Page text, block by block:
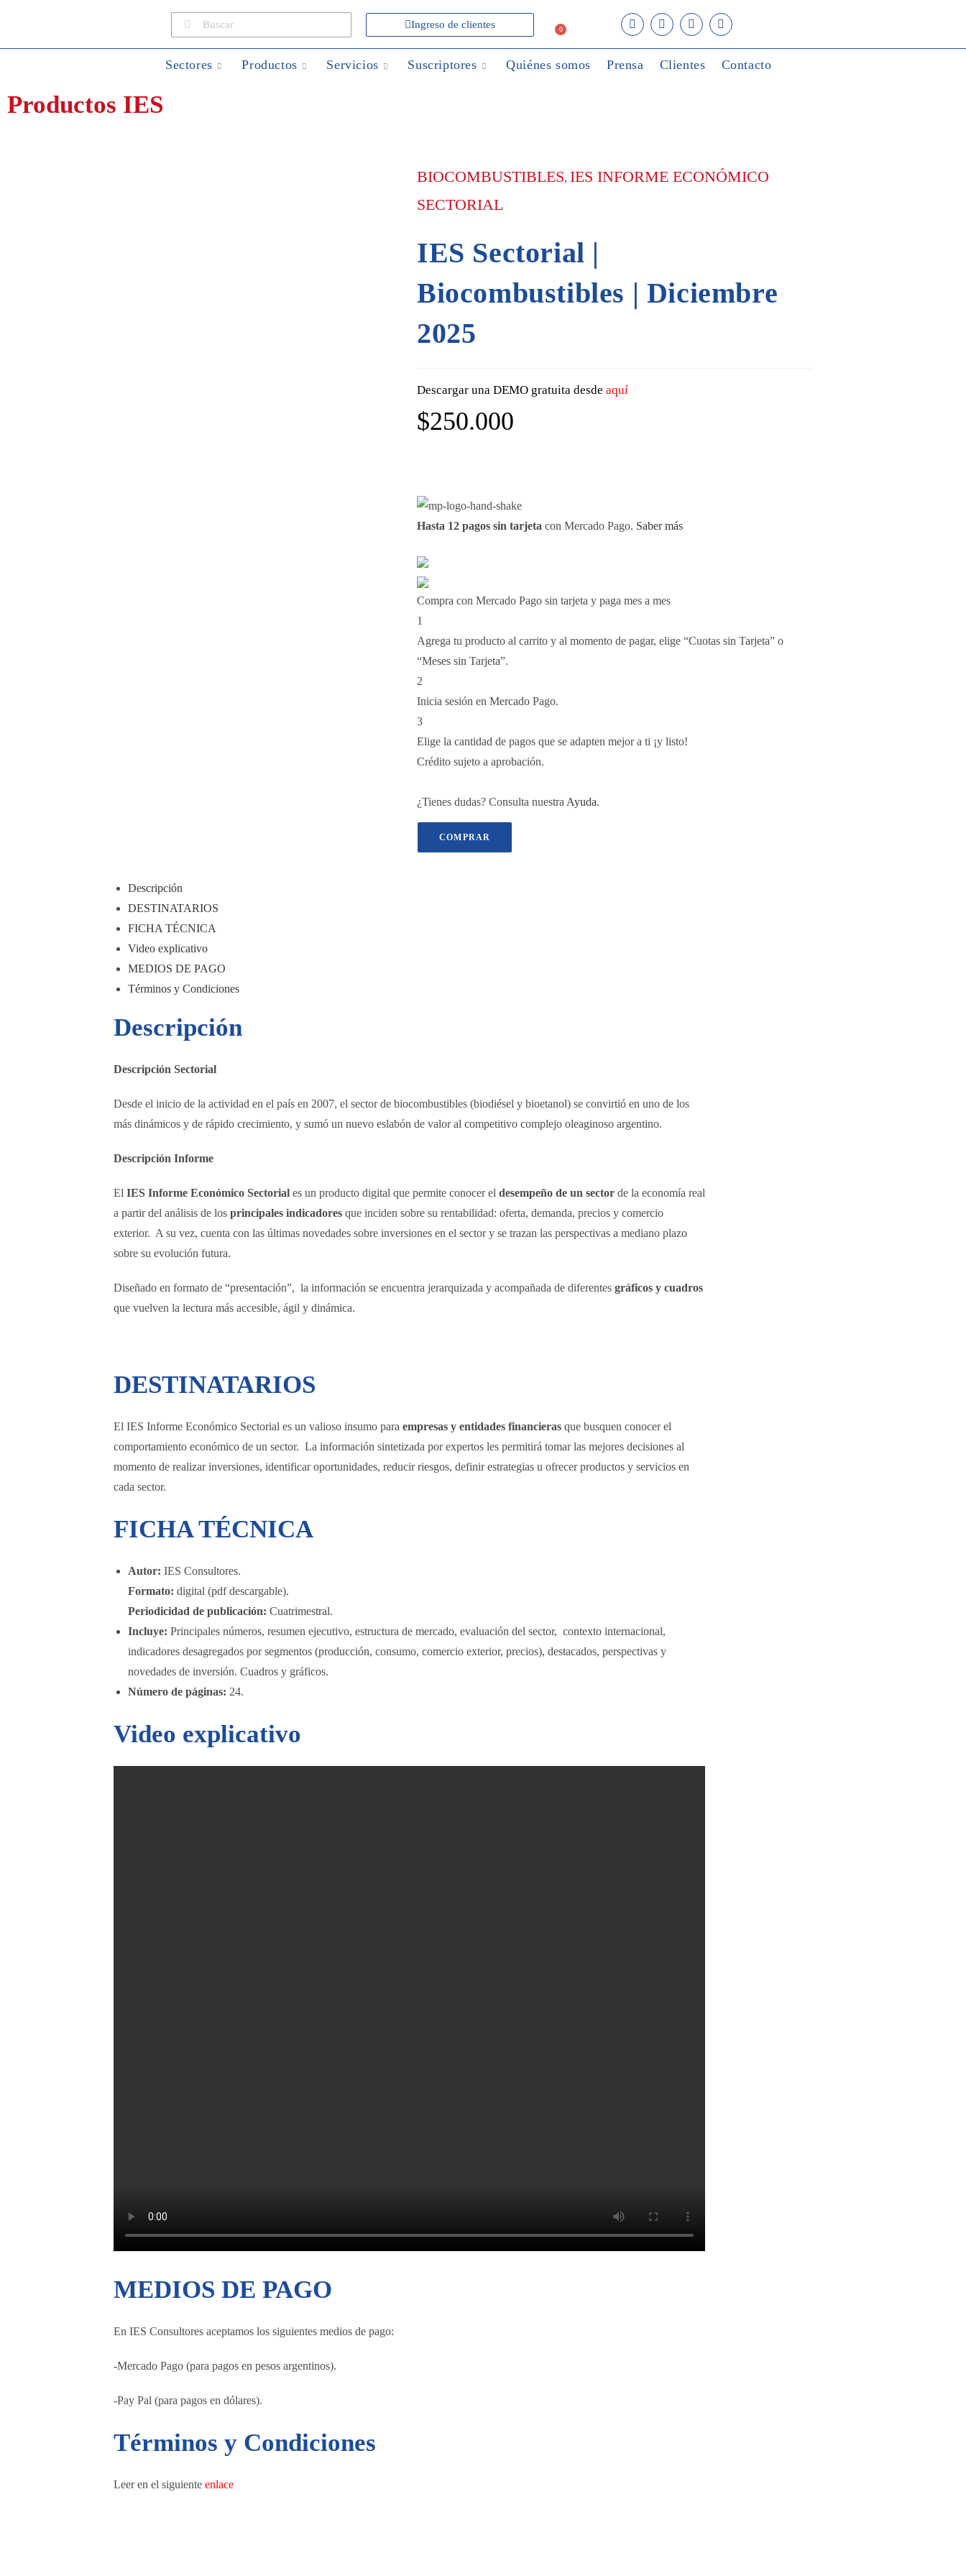
Ingreso de clientes 0
Sectores Productos Servicios Suscriptores Quiénes somos Prensa Clientes Contacto
Productos IES
BIOCOMBUSTIBLES, IES INFORME ECONÓMICO
SECTORIAL
IES Sectorial |
Biocombustibles | Diciembre
2025
Descargar una DEMO gratuita desde aquí
$250.000
Hasta 12 pagos sin tarjeta con Mercado Pago. Saber más
Compra con Mercado Pago sin tarjeta y paga mes a mes
1
Agrega tu producto al carrito y al momento de pagar, elige “Cuotas sin Tarjeta” o
“Meses sin Tarjeta”.
2
Inicia sesión en Mercado Pago.
3
Elige la cantidad de pagos que se adapten mejor a ti ¡y listo!
Crédito sujeto a aprobación.
¿Tienes dudas? Consulta nuestra Ayuda.
COMPRAR
Descripción
DESTINATARIOS
FICHA TÉCNICA
Video explicativo
MEDIOS DE PAGO
Términos y Condiciones
Descripción
Descripción Sectorial
Desde el inicio de la actividad en el país en 2007, el sector de biocombustibles (biodiésel y bioetanol) se convirtió en uno de los
más dinámicos y de rápido crecimiento, y sumó un nuevo eslabón de valor al competitivo complejo oleaginoso argentino.
Descripción Informe
El IES Informe Económico Sectoriales un producto digital que permite conocer el desempeño de un sectorde la economía real
a partir del análisis de los principales indicadoresque inciden sobre su rentabilidad: oferta, demanda, precios y comercio
exterior. A su vez, cuenta con las últimas novedades sobre inversiones en el sector y se trazan las perspectivas a mediano plazo
sobre su evolución futura.
Diseñado en formato de “presentación”, la información se encuentra jerarquizada y acompañada de diferentes gráficos y cuadros
que vuelven la lectura más accesible, ágil y dinámica.
DESTINATARIOS
El IES Informe Económico Sectorial es un valioso insumo para empresas y entidades financierasque busquen conocer el
comportamiento económico de un sector. La información sintetizada por expertos les permitirá tomar las mejores decisiones al
momento de realizar inversiones, identificar oportunidades, reducir riesgos, definir estrategias u ofrecer productos y servicios en
cada sector.
FICHA TÉCNICA
Autor: IES Consultores.
Formato: digital (pdf descargable).
Periodicidad de publicación: Cuatrimestral.
Incluye: Principales números, resumen ejecutivo, estructura de mercado, evaluación del sector, contexto internacional,
indicadores desagregados por segmentos (producción, consumo, comercio exterior, precios), destacados, perspectivas y
novedades de inversión. Cuadros y gráficos.
Número de páginas: 24.
Video explicativo
MEDIOS DE PAGO
En IES Consultores aceptamos los siguientes medios de pago:
-Mercado Pago (para pagos en pesos argentinos).
-Pay Pal (para pagos en dólares).
Términos y Condiciones
Leer en el siguiente enlace